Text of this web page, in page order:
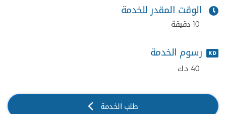
الوقت المقدر للخدمة
10 دقيقة
رسوم الخدمة
40 د.ك
طلب الخدمة